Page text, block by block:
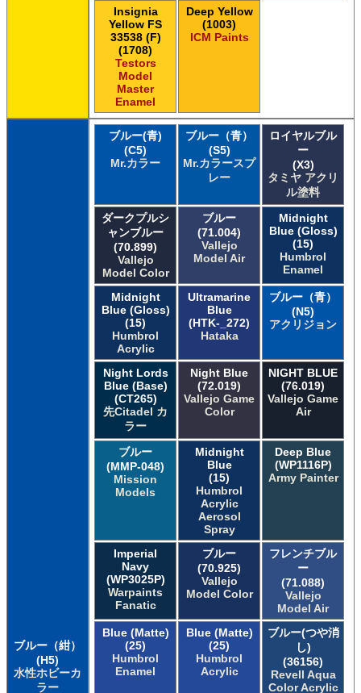
Insignia
Yellow FS
33538 (F)
(1708)
Testors
Model
Master
Enamel
Deep Yellow
(1003)
ICM Paints
ブルー（紺）
(H5)
水性ホビーカ
ラー
ブルー(青)
(C5)
Mr.カラー
ブルー（青）
(S5)
Mr.カラースプ
レー
ロイヤルブル
ー
(X3)
タミヤ アクリ
ル塗料
ダークプルシ
ャンブルー
(70.899)
Vallejo
Model Color
ブルー
(71.004)
Vallejo
Model Air
Midnight
Blue (Gloss)
(15)
Humbrol
Enamel
Midnight
Blue (Gloss)
(15)
Humbrol
Acrylic
Ultramarine
Blue
(HTK-_272)
Hataka
ブルー（青）
(N5)
アクリジョン
Night Lords
Blue (Base)
(CT265)
先Citadel カ
ラー
Night Blue
(72.019)
Vallejo Game
Color
NIGHT BLUE
(76.019)
Vallejo Game
Air
ブルー
(MMP-048)
Mission
Models
Midnight
Blue
(15)
Humbrol
Acrylic
Aerosol
Spray
Deep Blue
(WP1116P)
Army Painter
Imperial
Navy
(WP3025P)
Warpaints
Fanatic
ブルー
(70.925)
Vallejo
Model Color
フレンチブル
ー
(71.088)
Vallejo
Model Air
Blue (Matte)
(25)
Humbrol
Enamel
Blue (Matte)
(25)
Humbrol
Acrylic
ブルー(つや消
し)
(36156)
Revell Aqua
Color Acrylic